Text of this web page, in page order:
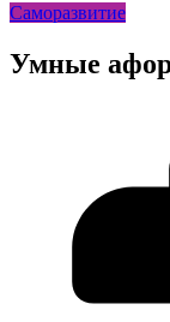
Саморазвитие
Умные